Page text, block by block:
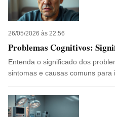
26/05/2026 às 22:56
Problemas Cognitivos:
Entenda o significado dos
sintomas e causas comuns para